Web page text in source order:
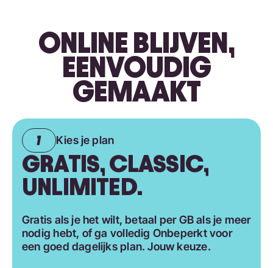
ONLINE BLIJVEN,
EENVOUDIG
GEMAAKT
Kies je plan
GRATIS, CLASSIC,
UNLIMITED.
Gratis als je het wilt, betaal per GB als je meer
nodig hebt, of ga volledig Onbeperkt voor
een goed dagelijks plan. Jouw keuze.